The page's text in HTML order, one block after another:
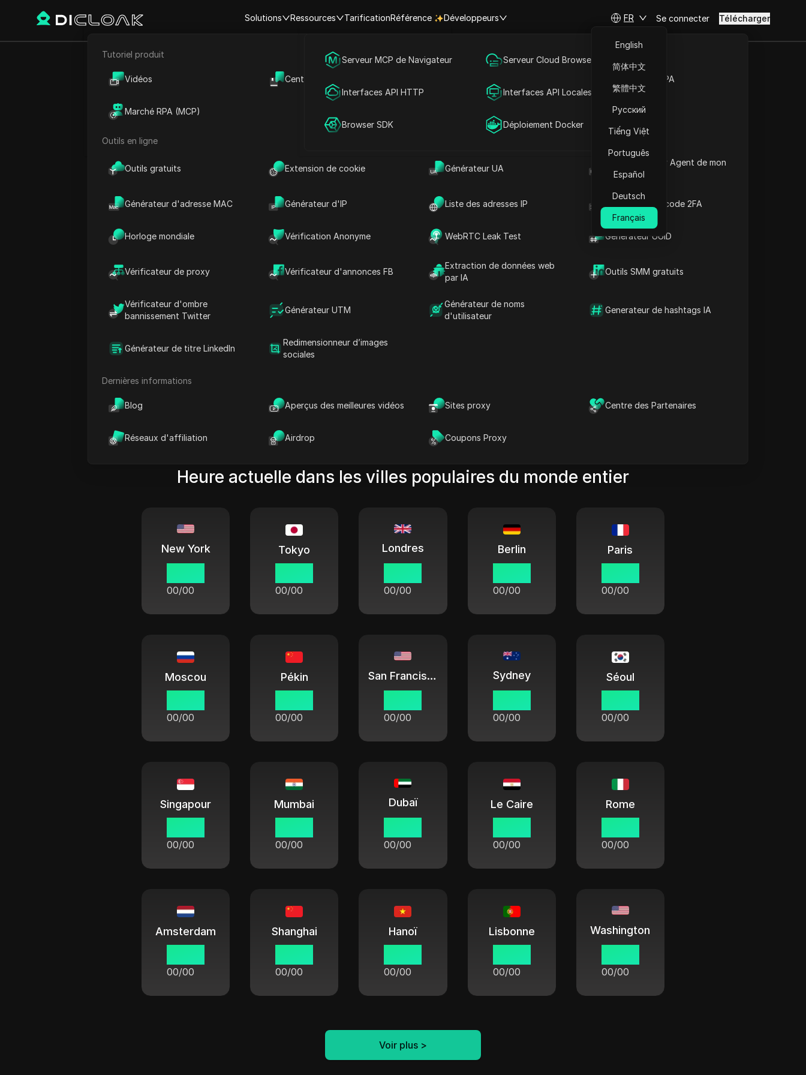
Solutions
E-commerce Marketing des médias sociaux
Publicité
Partage de compte
Ressources
Tutoriel produit
Vidéos Centre d'aide Marché de la RPA
Marché RPA (MCP)
Outils en ligne
Outils gratuits Extension de cookie Générateur UA
Quel est le User Agent de mon
navigateur
Générateur d'adresse MAC Générateur d'IP Liste des adresses IP Générateur de code 2FA
Horloge mondiale Vérification Anonyme WebRTC Leak Test Générateur UUID
Vérificateur de proxy Vérificateur d'annonces FB
Extraction de données web
par IA
Outils SMM gratuits
Vérificateur d'ombre
bannissement Twitter
Générateur UTM
Générateur de noms
d'utilisateur
Generateur de hashtags IA
Générateur de titre LinkedIn
Redimensionneur d’images
sociales
Dernières informations
Blog Aperçus des meilleures vidéos Sites proxy Centre des Partenaires
Réseaux d'affiliation Airdrop Coupons Proxy
TarificationRéférence Développeurs
Serveur MCP de Navigateur Serveur Cloud Browser MCP
Interfaces API HTTP Interfaces API Locales
Browser SDK Déploiement Docker
FR
English
简体中文
繁體中文
Русский
Tiếng Việt
Português
Español
Deutsch
Français
Se connecter Télécharger
Afrique Burkina Faso
Heure actuelle à Kudougou, Burkina Faso
Burkina Faso Heure | Heure actuelle dans les villes de Burkina
Fada Ngulma
00:00
Vahiguya
Heure actuelle dans les villes populaires du monde entier
New York
00/00
Tokyo
00/00
Londres
00/00
Berlin
00/00
Paris
00/00
Moscou
00/00
Pékin
00/00
San Francisco
00/00
Sydney
00/00
Séoul
00/00
Singapour
00/00
Mumbai
00/00
Dubaï
00/00
Le Caire
00/00
Rome
00/00
Amsterdam
00/00
Shanghai
00/00
Hanoï
00/00
Lisbonne
00/00
Washington
00/00
Voir plus >